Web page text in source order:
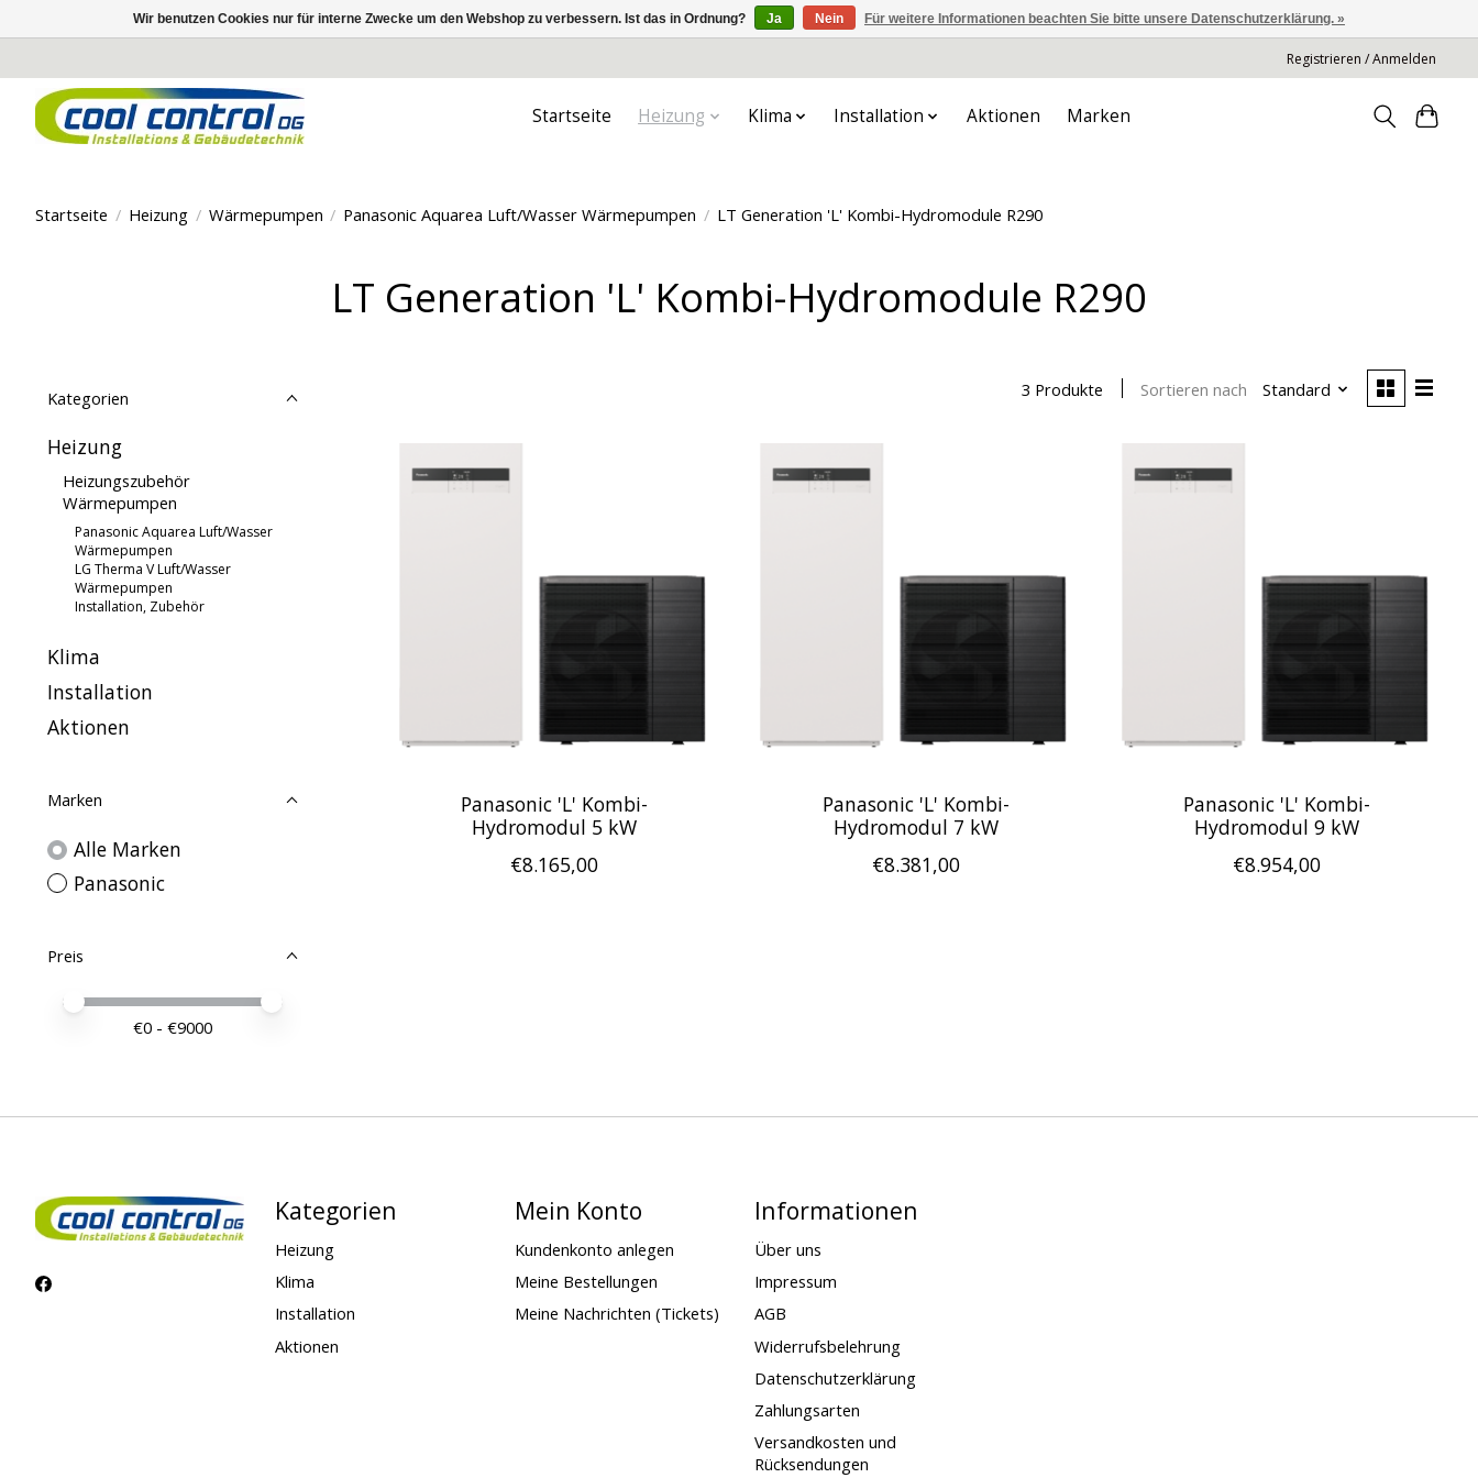
Registrieren / Anmelden
Startseite Heizung Klima Installation Aktionen Marken
Startseite / Heizung / Wärmepumpen / Panasonic Aquarea Luft/Wasser Wärmepumpen / LT Generation 'L' Kombi-Hydromodule R290
LT Generation 'L' Kombi-Hydromodule R290
Kategorien
Heizung
Heizungszubehör
Wärmepumpen
Panasonic Aquarea Luft/Wasser
Wärmepumpen
LG Therma V Luft/Wasser
Wärmepumpen
Installation, Zubehör
Klima
Installation
Aktionen
Marken
Alle Marken
Panasonic
Preis
Preis – Mindestwert
Price maximum value
€0 - €9000
3 Produkte Sortieren nach Standard
Panasonic 'L' Kombi-
Hydromodul 5 kW
€8.165,00
Panasonic 'L' Kombi-
Hydromodul 7 kW
€8.381,00
Panasonic 'L' Kombi-
Hydromodul 9 kW
€8.954,00
Kategorien
Heizung
Klima
Installation
Aktionen
Mein Konto
Kundenkonto anlegen
Meine Bestellungen
Meine Nachrichten (Tickets)
Informationen
Über uns
Impressum
AGB
Widerrufsbelehrung
Datenschutzerklärung
Zahlungsarten
Versandkosten und
Rücksendungen
Wir benutzen Cookies nur für interne Zwecke um den Webshop zu verbessern. Ist das in Ordnung? Ja Nein Für weitere Informationen beachten Sie bitte unsere Datenschutzerklärung. »